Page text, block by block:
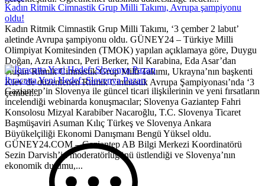
Kadın Ritmik Cimnastik Grup Milli Takımı, Avrupa şampiyonu
oldu!
Kadın Ritmik Cimnastik Grup Milli Takımı, ‘3 çember 2 labut’
aletinde Avrupa şampiyonu oldu. GÜNEY24 – Türkiye Milli
Olimpiyat Komitesinden (TMOK) yapılan açıklamaya göre, Duygu
Doğan, Azra Akıncı, Peri Berker, Nil Karabina, Eda Asar’dan
oluşan Ritmik Cimnastik Grup Milli Takımı, Ukrayna’nın başkenti
Kiev’de düzenlenen Ritmik Cimnastik Avrupa Şampiyonası’nda ‘3
çember...
İhracatta Yeni Hedef: Slovenya Pazarı
Gaziantep’in Slovenya ile güncel ticari ilişkilerinin ve yeni fırsatların
incelendiği webinarda konuşmacılar; Slovenya Gaziantep Fahri
Konsolosu Mizyal Karabiber Nacaroğlu, T.C. Slovenya Ticaret
Başmüşaviri Asuman Kılıç Türkeş ve Slovenya Ankara
Büyükelçiliği Ekonomi Danışmanı Bengü Yüksel oldu.
GÜNEY24.COM – Gaziantep AB Bilgi Merkezi Koordinatörü
Sezin Darvish’in moderatörlüğünü üstlendiği ve Slovenya’nın
ekonomik durumu,...